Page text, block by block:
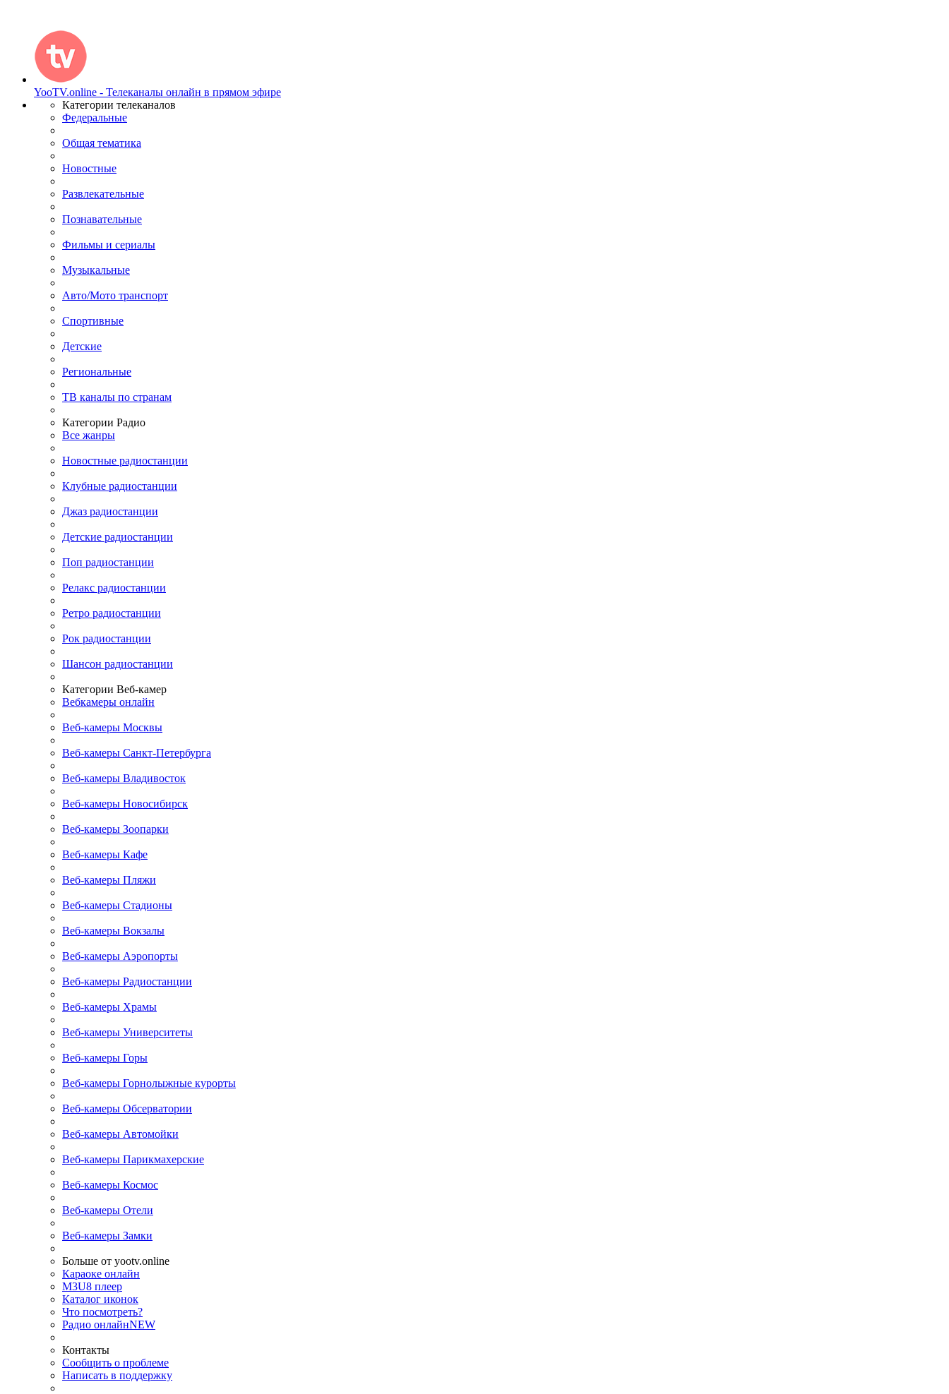
YooTV.online - Телеканалы онлайн в прямом эфире
Категории телеканалов
Федеральные
Общая тематика
Новостные
Развлекательные
Познавательные
Фильмы и сериалы
Музыкальные
Авто/Мото транспорт
Спортивные
Детские
Региональные
ТВ каналы по странам
Категории Радио
Все жанры
Новостные радиостанции
Клубные радиостанции
Джаз радиостанции
Детские радиостанции
Поп радиостанции
Релакс радиостанции
Ретро радиостанции
Рок радиостанции
Шансон радиостанции
Категории Веб-камер
Вебкамеры онлайн
Веб-камеры Москвы
Веб-камеры Санкт-Петербурга
Веб-камеры Владивосток
Веб-камеры Новосибирск
Веб-камеры Зоопарки
Веб-камеры Кафе
Веб-камеры Пляжи
Веб-камеры Стадионы
Веб-камеры Вокзалы
Веб-камеры Аэропорты
Веб-камеры Радиостанции
Веб-камеры Храмы
Веб-камеры Университеты
Веб-камеры Горы
Веб-камеры Горнолыжные курорты
Веб-камеры Обсерватории
Веб-камеры Автомойки
Веб-камеры Парикмахерские
Веб-камеры Космос
Веб-камеры Отели
Веб-камеры Замки
Больше от yootv.online
Караоке онлайн
M3U8 плеер
Каталог иконок
Что посмотреть?
Радио онлайнNEW
Контакты
Сообщить о проблеме
Написать в поддержку